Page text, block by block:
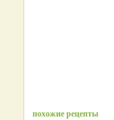
похожие рецепты